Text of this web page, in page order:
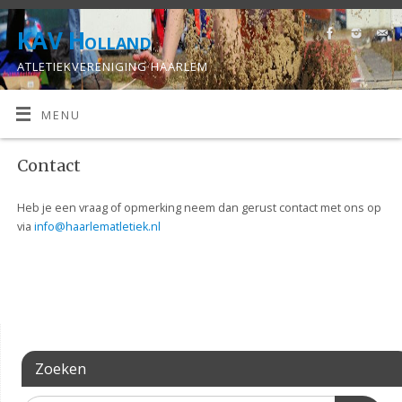
KAV Holland
ATLETIEKVERENIGING HAARLEM
MENU
Contact
Heb je een vraag of opmerking neem dan gerust contact met ons op
via info@haarlematletiek.nl
Zoeken